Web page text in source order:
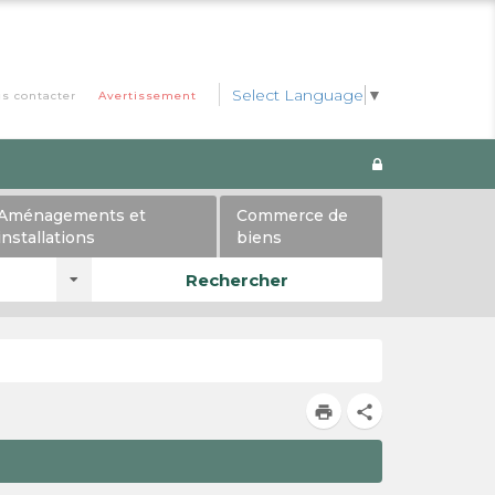
contacter Avertissement Select Language ▼
et
Commerce de
biens
Rechercher
print share